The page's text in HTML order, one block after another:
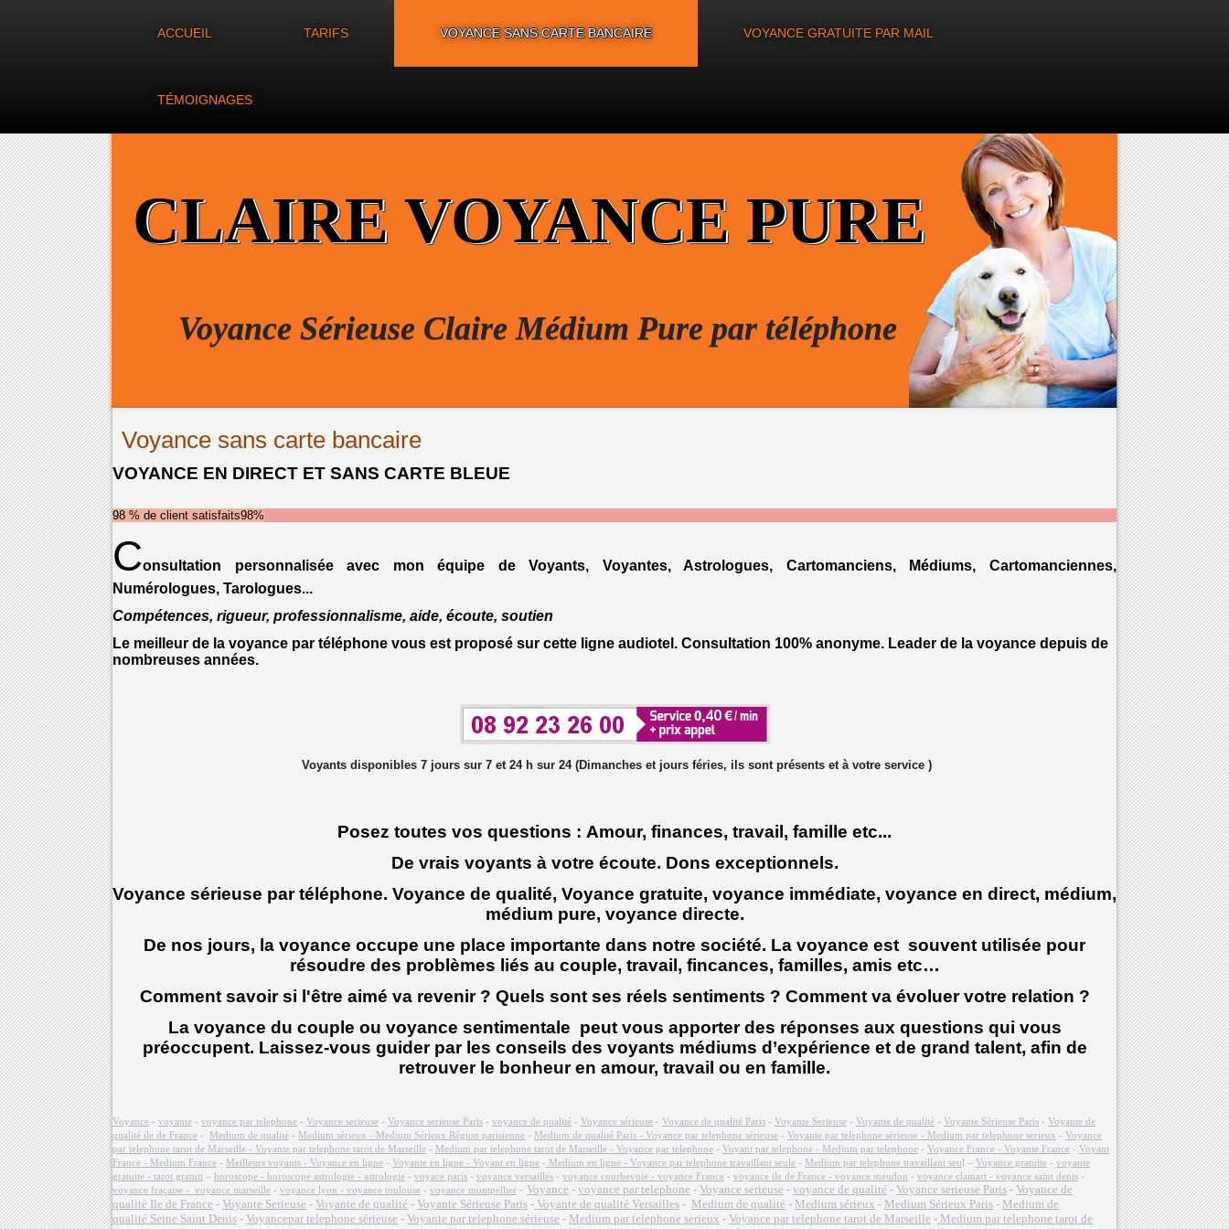
ACCUEIL TARIFS VOYANCE SANS CARTE BANCAIRE VOYANCE GRATUITE PAR MAIL
TÉMOIGNAGES
CLAIRE VOYANCE PURE
Voyance Sérieuse Claire Médium Pure par téléphone
Voyance sans carte bancaire
VOYANCE EN DIRECT ET SANS CARTE BLEUE
98 % de client satisfaits98%
Consultation personnalisée avec mon équipe de Voyants, Voyantes, Astrologues, Cartomanciens, Médiums, Cartomanciennes,
Numérologues, Tarologues...
Compétences, rigueur, professionnalisme, aide, écoute, soutien
Le meilleur de la voyance par téléphone vous est proposé sur cette ligne audiotel. Consultation 100% anonyme. Leader de la voyance depuis de
nombreuses années.
Voyants disponibles 7 jours sur 7 et 24 h sur 24 (Dimanches et jours féries, ils sont présents et à votre service )
Posez toutes vos questions : Amour, finances, travail, famille etc...
De vrais voyants à votre écoute. Dons exceptionnels.
Voyance sérieuse par téléphone. Voyance de qualité, Voyance gratuite, voyance immédiate, voyance en direct, médium,
médium pure, voyance directe.
De nos jours, la voyance occupe une place importante dans notre société. La voyance est souvent utilisée pour
résoudre des problèmes liés au couple, travail, fincances, familles, amis etc…
Comment savoir si l'être aimé va revenir ? Quels sont ses réels sentiments ? Comment va évoluer votre relation ?
La voyance du couple ou voyance sentimentale peut vous apporter des réponses aux questions qui vous
préoccupent. Laissez-vous guider par les conseils des voyants médiums d’expérience et de grand talent, afin de
retrouver le bonheur en amour, travail ou en famille.
Voyance - voyante - voyance par telephone - Voyance serieuse - Voyance serieuse Paris - voyance de qualité - Voyance sérieuse - Voyance de qualité Paris - Voyante Serieuse - Voyante de qualité - Voyante Sérieuse Paris - Voyante de
qualité ile de France - Medium de qualité - Medium sérieux - Medium Sérieux Région parisienne - Medium de qualité Paris - Voyance par telephone sérieuse - Voyante par telephone sérieuse - Medium par telephone serieux - Voyance
par telephone tarot de Marseille - Voyante par telephone tarot de Marseille - Medium par telephone tarot de Marseille - Voyance par telephone - Voyant par telephone - Medium par telephone - Voyance France - Voyante France - Voyant
France - Medium France - Meilleurs voyants - Voyance en ligne - Voyante en ligne - Voyant en ligne - Medium en ligne - Voyance par telephone travaillant seule - Medium par telephone travaillant seul – Voyance gratuite - voyante
gratuite - tarot gratuit – horoscope - horoscope astrologie - astrologie - voyace paris - voyance versailles - voyance courbevoie - voyance France - voyance ile de France - voyance meudon - voyance clamart - voyance saint denis -
voyance fraçaise - voyance marseille - voyance lyon - voyance toulouse - voyance montpellier - Voyance - voyance par telephone - Voyance serieuse - voyance de qualité - Voyance serieuse Paris - Voyance de
qualité Ile de France - Voyante Serieuse - Voyante de qualité - Voyante Sérieuse Paris - Voyante de qualité Versailles - Medium de qualité - Medium sérieux - Medium Sérieux Paris - Medium de
qualité Seine Saint Denis - Voyancepar telephone sérieuse - Voyante par telephone sérieuse - Medium par telephone serieux - Voyance par telephone tarot de Marseille - Medium par telephone tarot de